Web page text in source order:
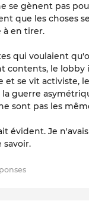
se gènent pas
que les choses
à en tirer.
qui voulaient
contents, le lobby
et se vit activiste,
la guerre
sont pas les
évident. Je
savoir.